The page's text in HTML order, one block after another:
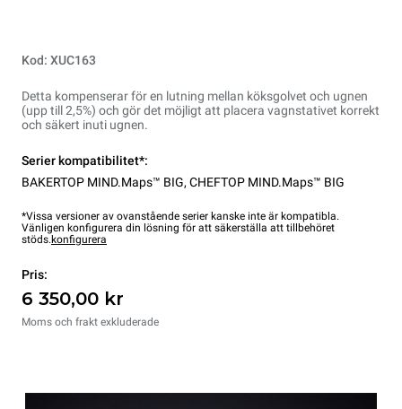
Kod: XUC163
Detta kompenserar för en lutning mellan köksgolvet och ugnen
(upp till 2,5%) och gör det möjligt att placera vagnstativet korrekt
och säkert inuti ugnen.
Serier kompatibilitet*:
BAKERTOP MIND.Maps™ BIG, CHEFTOP MIND.Maps™ BIG
*Vissa versioner av ovanstående serier kanske inte är kompatibla.
Vänligen konfigurera din lösning för att säkerställa att tillbehöret
stöds. konfigurera
Pris:
6 350,00 kr
Moms och frakt exkluderade